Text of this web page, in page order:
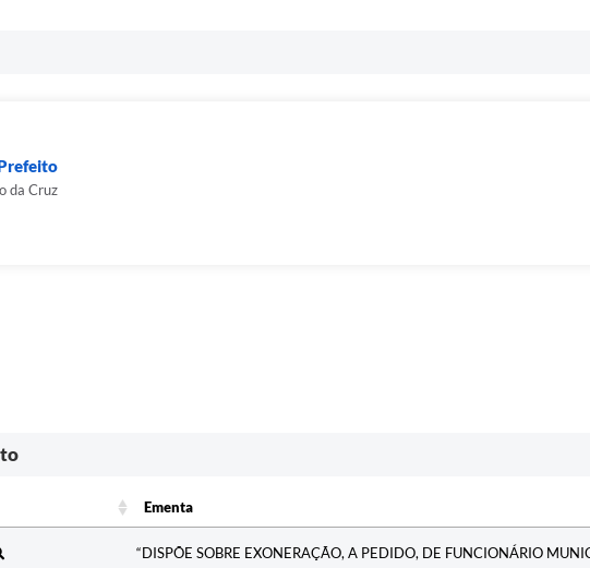
da Cruz
Ementa
“DISPÕE SOBRE EXONERAÇÃO, A PEDIDO, DE FUNCIONÁRIO